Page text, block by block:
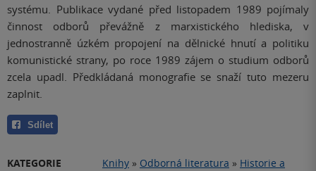
systému. Publikace vydané před listopadem 1989 pojímaly
činnost odborů převážně z marxistického hlediska, v
jednostranně úzkém propojení na dělnické hnutí a politiku
komunistické strany, po roce 1989 zájem o studium odborů
zcela upadl. Předkládaná monografie se snaží tuto mezeru
zaplnit.
Sdílet
KATEGORIE Knihy » Odborná literatura » Historie a